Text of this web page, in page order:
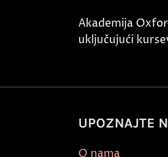
Akademija
uključujući
UPOZNAJTE
O nama